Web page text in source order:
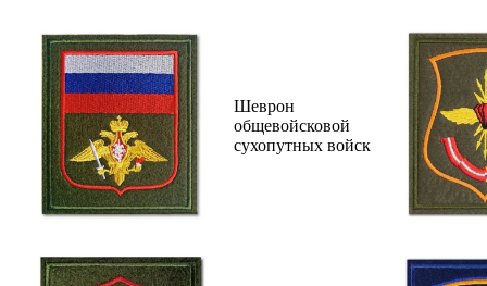
Шеврон
общевойсковой
сухопутных войск